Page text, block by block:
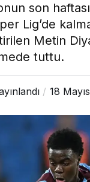
son
Lig’de
Metin
tuttu.
18
sert
biri…’